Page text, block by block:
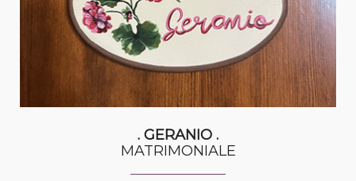
. GERANIO .
MATRIMONIALE